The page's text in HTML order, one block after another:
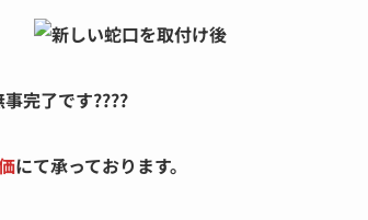
完了です????
にて承っております。